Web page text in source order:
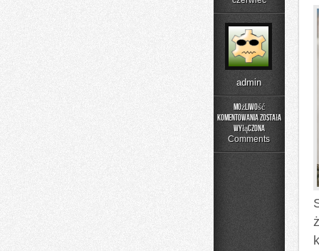
admin
Możliwość
komentowania
Czytelnicze
Artykuły
została
wyłączona
Comments